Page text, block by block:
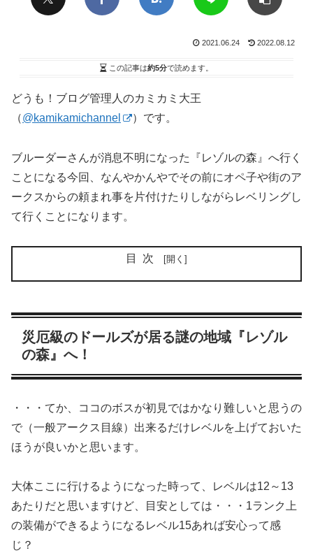
2021.06.24 2022.08.12
この記事は約5分で読めます。
どうも！ブログ管理人のカミカミ大王
（@kamikamichannel ）です。
ブルーダーさんが消息不明になった『レゾルの森』へ行く
ことになる今回、なんやかんやでその前にオペ子や街のア
ークスからの頼まれ事を片付けたりしながらレベリングし
て行くことになります。
目次
災厄級のドールズが居る謎の地域『レゾル
の森』へ！
・・・てか、ココのボスが初見ではかなり難しいと思うの
で（一般アークス目線）出来るだけレベルを上げておいた
ほうが良いかと思います。
大体ここに行けるようになった時って、レベルは12～13
あたりだと思いますけど、目安としては・・・1ランク上
の装備ができるようになるレベル15あれば安心って感
じ？